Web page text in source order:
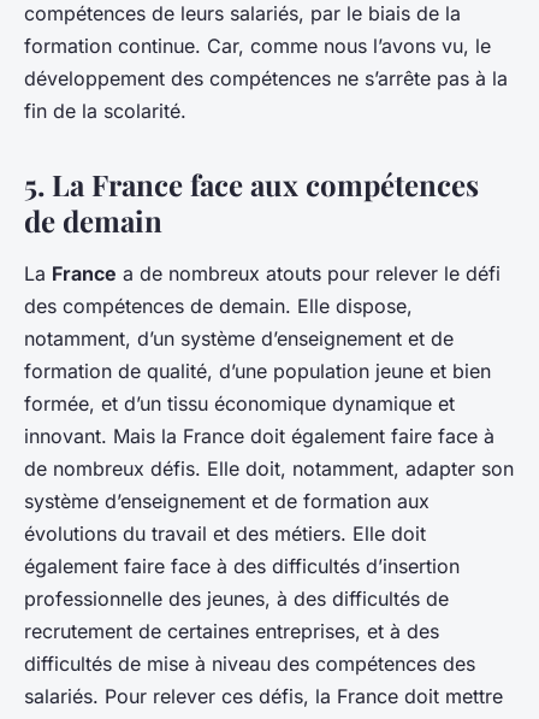
compétences de leurs salariés, par le biais de la
formation continue. Car, comme nous l’avons vu, le
développement des compétences ne s’arrête pas à la
fin de la scolarité.
5. La France face aux compétences
de demain
La France a de nombreux atouts pour relever le défi
des compétences de demain. Elle dispose,
notamment, d’un système d’enseignement et de
formation de qualité, d’une population jeune et bien
formée, et d’un tissu économique dynamique et
innovant. Mais la France doit également faire face à
de nombreux défis. Elle doit, notamment, adapter son
système d’enseignement et de formation aux
évolutions du travail et des métiers. Elle doit
également faire face à des difficultés d’insertion
professionnelle des jeunes, à des difficultés de
recrutement de certaines entreprises, et à des
difficultés de mise à niveau des compétences des
salariés. Pour relever ces défis, la France doit mettre